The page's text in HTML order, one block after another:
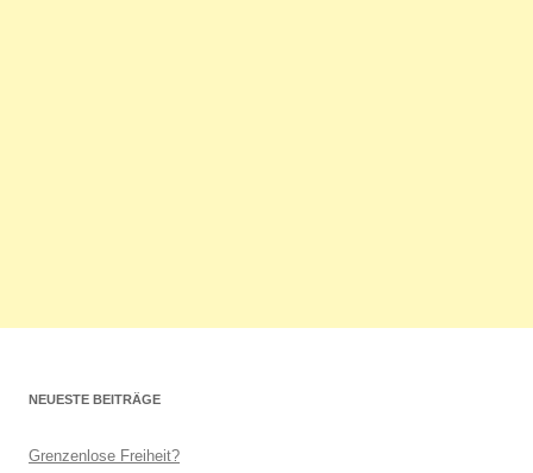
NEUESTE BEITRÄGE
Grenzenlose Freiheit?